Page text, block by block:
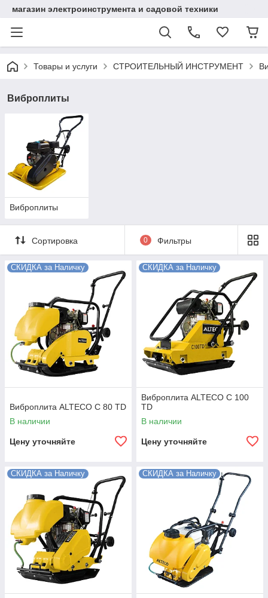
магазин электроинструмента и садовой техники
Товары и услуги СТРОИТЕЛЬНЫЙ ИНСТРУМЕНТ
Виброплиты
Виброплиты
Сортировка 0 Фильтры
СКИДКА за Наличку
Виброплита ALTECO C 80 TD
В наличии
Цену уточняйте
СКИДКА за Наличку
Виброплита ALTECO C 100
TD
В наличии
Цену уточняйте
СКИДКА за Наличку СКИДКА за Наличку